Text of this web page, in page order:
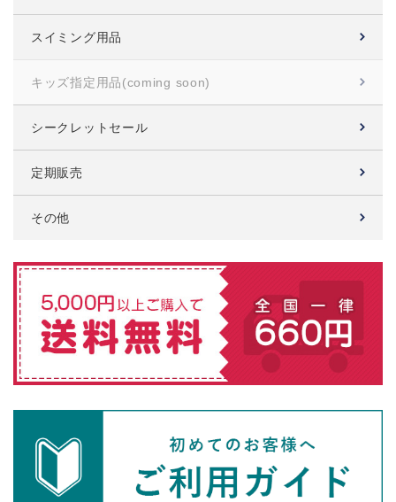
スイミング用品
キッズ指定用品(coming soon)
シークレットセール
定期販売
その他